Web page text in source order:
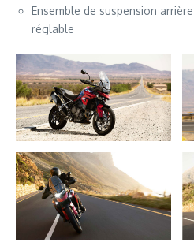
Ensemble de suspension
réglable